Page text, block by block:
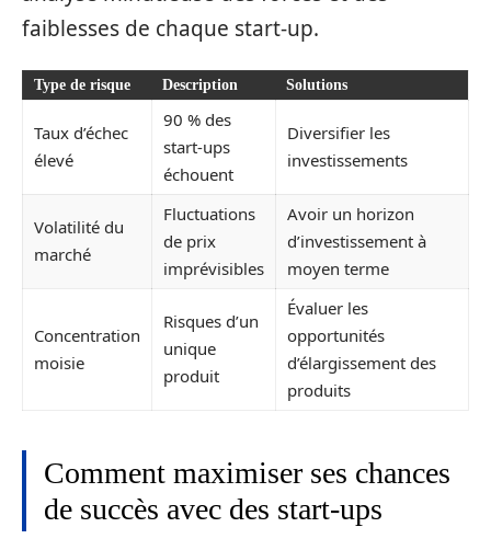
faiblesses de chaque start-up.
Type de risque Description Solutions
Taux d’échec
élevé
90 % des
start-ups
échouent
Diversifier les
investissements
Volatilité du
marché
Fluctuations
de prix
imprévisibles
Avoir un horizon
d’investissement à
moyen terme
Concentration
moisie
Risques d’un
unique
produit
Évaluer les
opportunités
d’élargissement des
produits
Comment maximiser ses chances
de succès avec des start-ups